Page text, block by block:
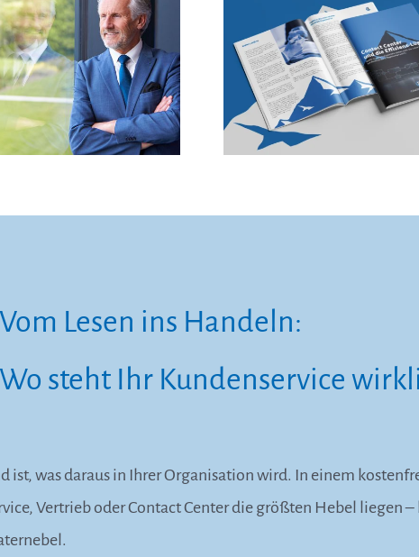
Contact Center
optimieren: Warum
Effizienzprogramme
oft scheitern
Outsourcing
Projekt –
ein
Vom Lesen ins Handeln:
Wo steht Ihr Kundenservice
ist, was daraus in Ihrer Organisation wird. In einem
Vertrieb oder Contact Center die größten Hebel liegen